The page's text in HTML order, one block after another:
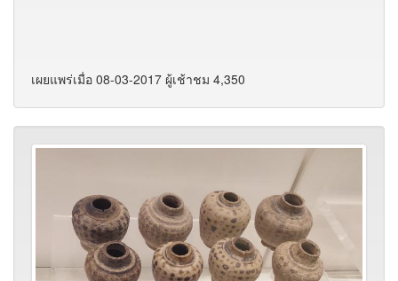
เผยแพร่เมื่อ 08-03-2017 ผู้เช้าชม 4,350